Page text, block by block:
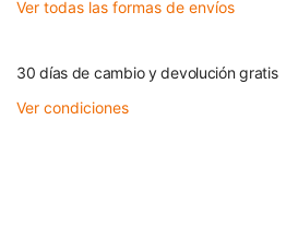
Ver todas las formas de envíos
30 días de cambio y devolución gratis
Ver condiciones